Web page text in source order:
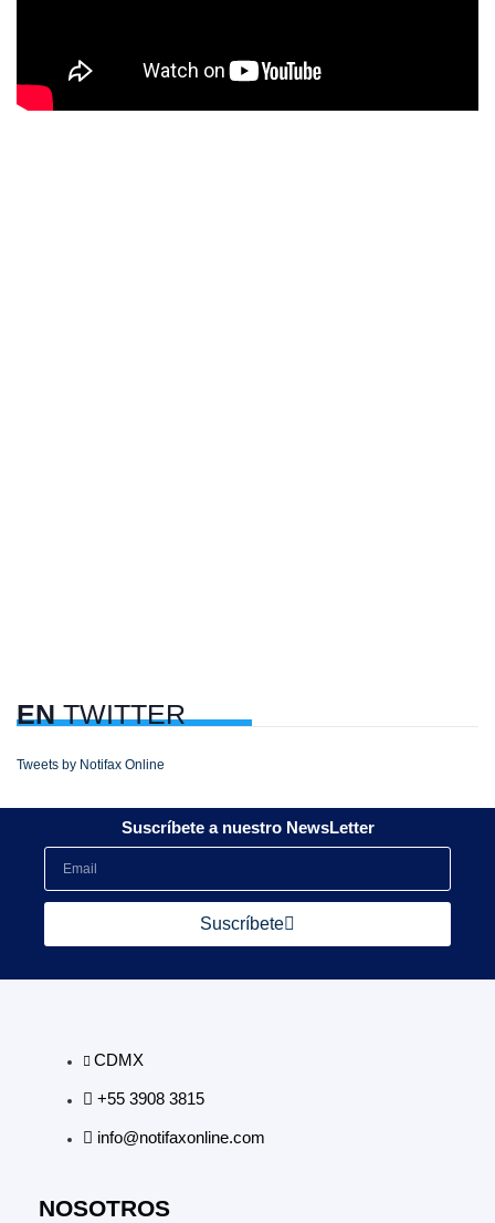
ENTWITTER
Tweets by Notifax Online
Suscríbete a nuestro NewsLetter
Suscríbete
CDMX
+55 3908 3815
info@notifaxonline.com
NOSOTROS